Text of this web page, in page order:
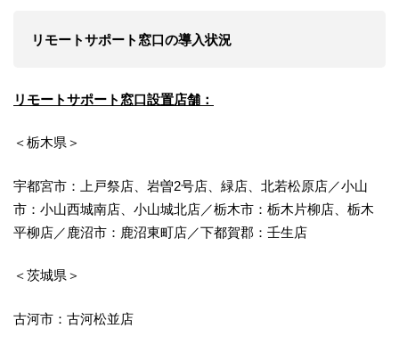
リモートサポート窓口の導入状況
リモートサポート窓口設置店舗：
＜栃木県＞
宇都宮市：上戸祭店、岩曽2号店、緑店、北若松原店／小山
市：小山西城南店、小山城北店／栃木市：栃木片柳店、栃木
平柳店／鹿沼市：鹿沼東町店／下都賀郡：壬生店
＜茨城県＞
古河市：古河松並店